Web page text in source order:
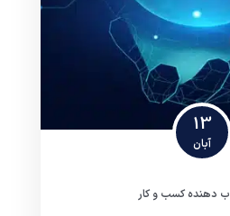
13
آبان
دهنده کسب و کار